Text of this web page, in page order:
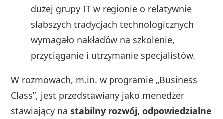
dużej grupy IT w regionie o relatywnie
słabszych tradycjach technologicznych
wymagało nakładów na szkolenie,
przyciąganie i utrzymanie specjalistów.
W rozmowach, m.in. w programie „Business
Class”, jest przedstawiany jako menedżer
stawiający nastabilny rozwój, odpowiedzialne